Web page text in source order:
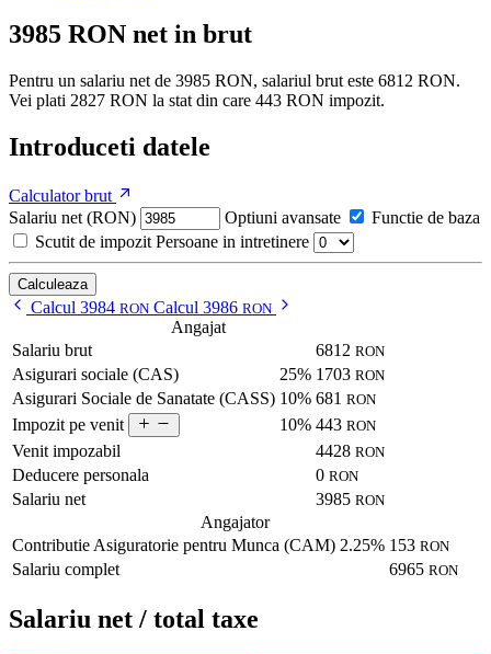
3985 RON net in brut
Pentru un salariu net de 3985 RON, salariul brut este 6812 RON.
Vei plati 2827 RON la stat din care 443 RON impozit.
Introduceti datele
Calculator brut
Salariu net (RON)
Optiuni avansate
Functie de baza
Scutit de impozit Persoane in intretinere
Calculeaza
Calcul 3984 RON Calcul 3986 RON
Angajat
Salariu brut
6812 RON
Asigurari sociale (CAS) 25% 1703 RON
Asigurari Sociale de Sanatate (CASS) 10% 681 RON
Impozit pe venit 10% 443 RON
Venit impozabil 4428 RON
Deducere personala 0 RON
Salariu net 3985 RON
Angajator
Contributie Asiguratorie pentru Munca (CAM) 2.25% 153 RON
Salariu complet 6965 RON
Salariu net / total taxe